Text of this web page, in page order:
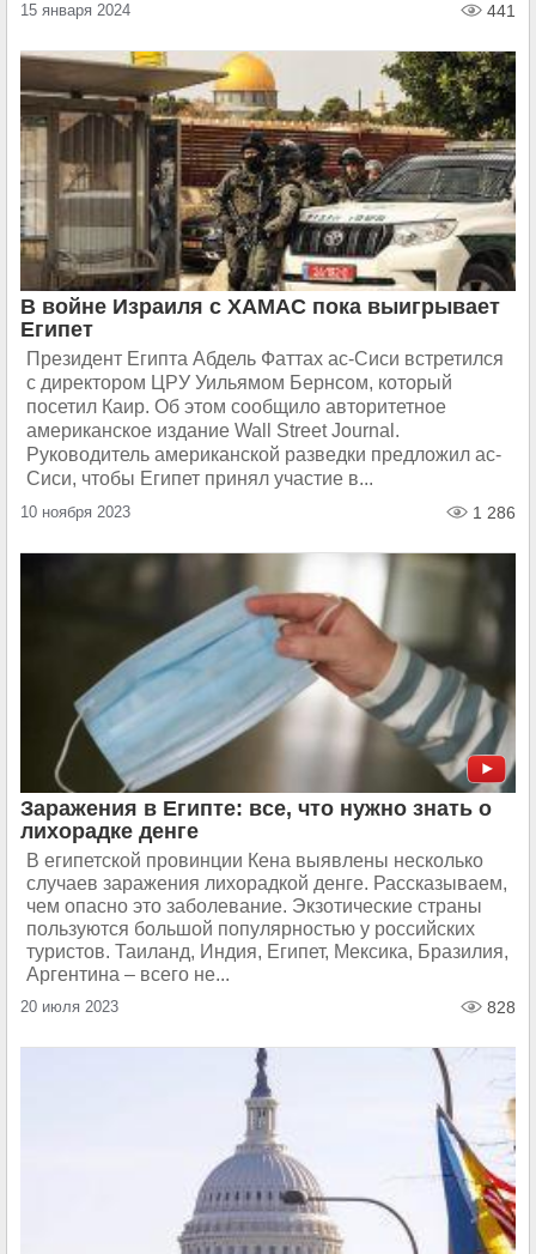
15 января 2024 441
В войне Израиля с ХАМАС пока выигрывает
Египет
Президент Египта Абдель Фаттах ас-Сиси встретился
с директором ЦРУ Уильямом Бернсом, который
посетил Каир. Об этом сообщило авторитетное
американское издание Wall Street Journal.
Руководитель американской разведки предложил ас-
Сиси, чтобы Египет принял участие в...
10 ноября 2023 1 286
Заражения в Египте: все, что нужно знать о
лихорадке денге
В египетской провинции Кена выявлены несколько
случаев заражения лихорадкой денге. Рассказываем,
чем опасно это заболевание. Экзотические страны
пользуются большой популярностью у российских
туристов. Таиланд, Индия, Египет, Мексика, Бразилия,
Аргентина – всего не...
20 июля 2023 828